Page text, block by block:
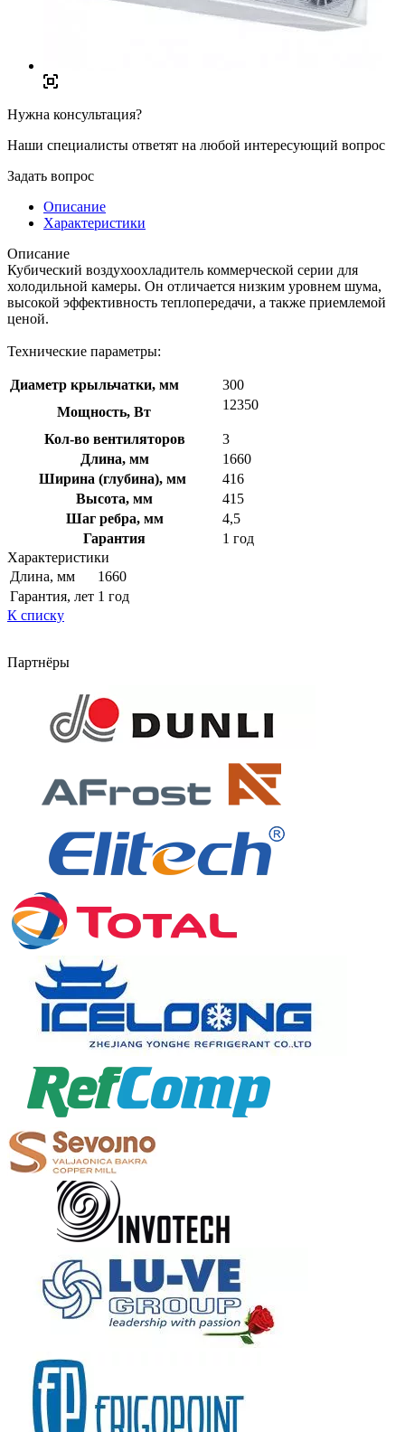
Нужна консультация?
Наши специалисты ответят на любой интересующий вопрос
Задать вопрос
Описание
Характеристики
Описание
Кубический воздухоохладитель коммерческой серии для
холодильной камеры. Он отличается низким уровнем шума,
высокой эффективность теплопередачи, а также приемлемой
ценой.
Технические параметры:
Диаметр крыльчатки, мм
300
Мощность, Вт
12350
Кол-во вентиляторов
3
Длина, мм
1660
Ширина (глубина), мм
416
Высота, мм
415
Шаг ребра, мм
4,5
Гарантия
1 год
Характеристики
Длина, мм
1660
Гарантия, лет 1 год
К списку
Партнёры